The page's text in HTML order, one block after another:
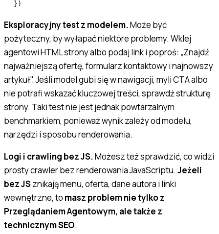
})
Eksploracyjny test z modelem.Może być
pożyteczny, by wyłapać niektóre problemy. Wklej
agentowi HTML strony albo podaj link i poproś: „Znajdź
najważniejszą ofertę, formularz kontaktowy i najnowszy
artykuł". Jeśli model gubi się w nawigacji, myli CTA albo
nie potrafi wskazać kluczowej treści, sprawdź strukturę
strony. Taki test nie jest jednak powtarzalnym
benchmarkiem, ponieważ wynik zależy od modelu,
narzędzi i sposobu renderowania.
Logi i crawling bez JS.Możesz też sprawdzić, co widzi
prosty crawler bez renderowania JavaScriptu. Jeżeli
bez JSznikają menu, oferta, dane autora i linki
wewnętrzne, to masz problem nie tylko z
Przeglądaniem Agentowym, ale także z
technicznym SEO.